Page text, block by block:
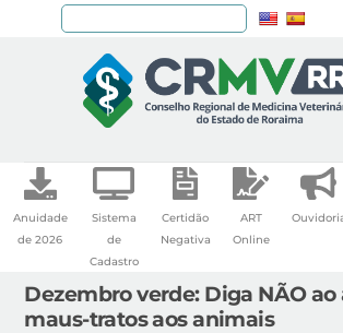
Anuidade
de 2026
Sistema
de
Cadastro
Certidão
Negativa
ART
Online
Dezembro verde: Diga NÃO
maus-tratos aos animais